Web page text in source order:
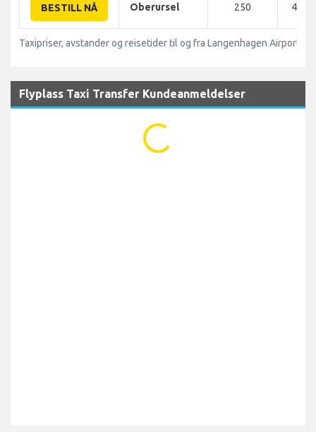
BESTILL NÅ Oberursel 250 400
Taxipriser, avstander og reisetider til og fra Langenhagen Airport
Flyplass Taxi Transfer Kundeanmeldelser
...